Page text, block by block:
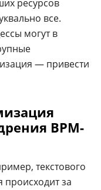
ресурсов
все.
могут в
— привести
BPM-
текстового
происходит за